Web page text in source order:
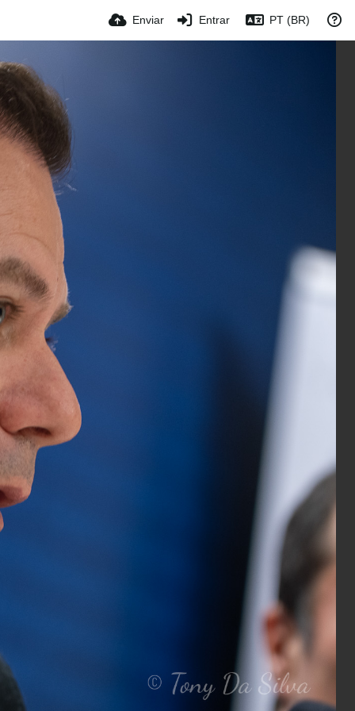
Enviar Entrar PT (BR)